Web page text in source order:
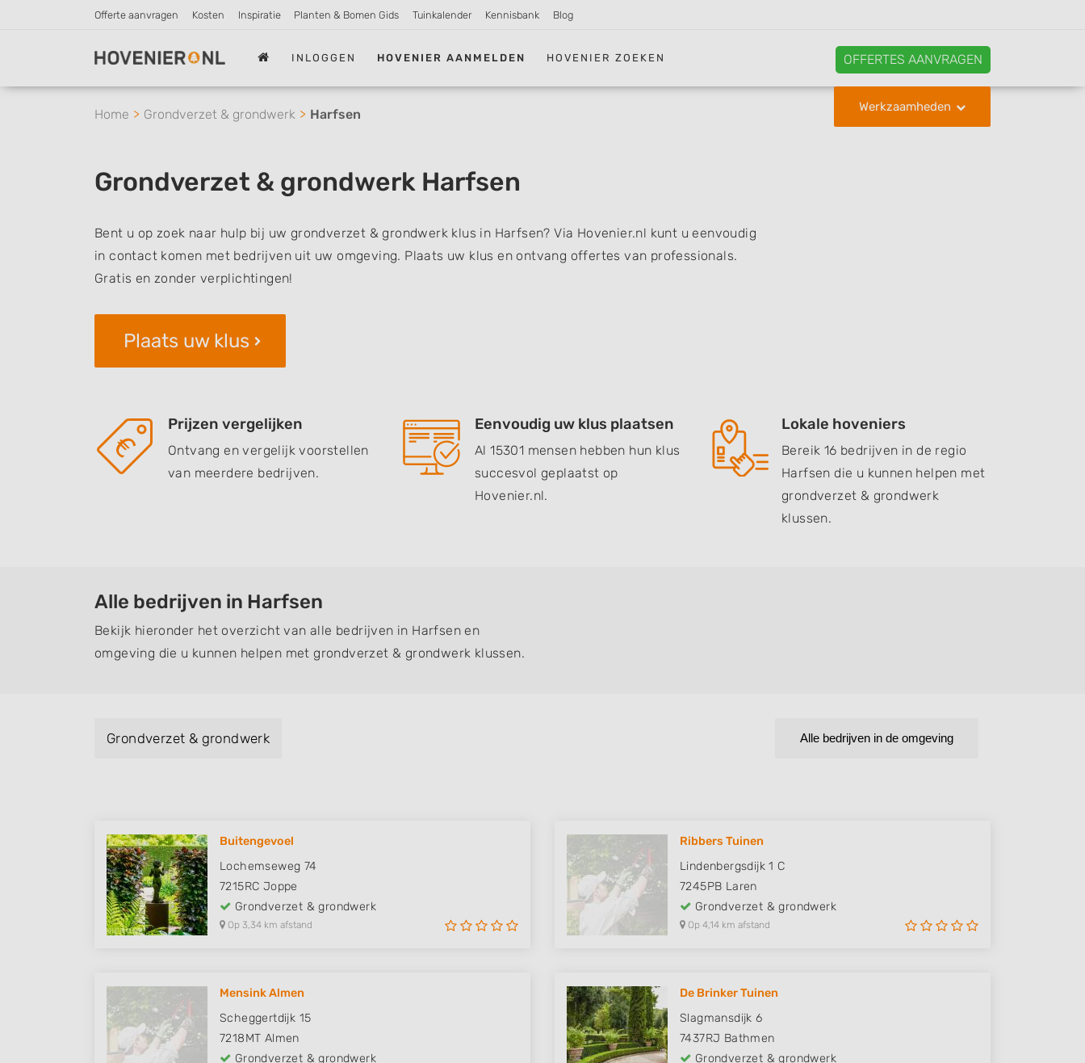
Offerte aanvragen Kosten Inspiratie Planten & Bomen Gids Tuinkalender Kennisbank Blog
INLOGGEN HOVENIER AANMELDEN HOVENIER ZOEKEN OFFERTES AANVRAGEN
Werkzaamheden
Home Grondverzet & grondwerk Harfsen
Grondverzet & grondwerk Harfsen
Bent u op zoek naar hulp bij uw grondverzet & grondwerk klus in Harfsen? Via Hovenier.nl kunt u eenvoudig
in contact komen met bedrijven uit uw omgeving. Plaats uw klus en ontvang offertes van professionals.
Gratis en zonder verplichtingen!
Plaats uw klus
Prijzen vergelijken
Ontvang en vergelijk voorstellen
van meerdere bedrijven.
Eenvoudig uw klus plaatsen
Al 15301 mensen hebben hun klus
succesvol geplaatst op
Hovenier.nl.
Lokale hoveniers
Bereik 16 bedrijven in de regio
Harfsen die u kunnen helpen met
grondverzet & grondwerk
klussen.
Alle bedrijven in Harfsen
Bekijk hieronder het overzicht van alle bedrijven in Harfsen en
omgeving die u kunnen helpen met grondverzet & grondwerk klussen.
Grondverzet & grondwerk Alle bedrijven in de omgeving
Buitengevoel
Lochemseweg 74
7215RC Joppe
Grondverzet & grondwerk
Op 3,34 km afstand
Ribbers Tuinen
Lindenbergsdijk 1 C
7245PB Laren
Grondverzet & grondwerk
Op 4,14 km afstand
Mensink Almen
Scheggertdijk 15
7218MT Almen
Grondverzet & grondwerk
De Brinker Tuinen
Slagmansdijk 6
7437RJ Bathmen
Grondverzet & grondwerk